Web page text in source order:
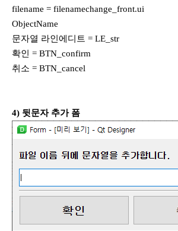
filename = filenamechange_front.ui
ObjectName
문자열 라인에디트 = LE_str
확인 = BTN_confirm
취소 = BTN_cancel
4) 뒷문자 추가 폼